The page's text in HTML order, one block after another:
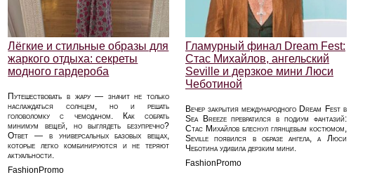
Лёгкие и стильные образы для
жаркого отдыха: секреты
модного гардероба
Путешествовать в жару — значит не только
наслаждаться солнцем, но и решать
головоломку с чемоданом. Как собрать
минимум вещей, но выглядеть безупречно?
Ответ — в универсальных базовых вещах,
которые легко комбинируются и не теряют
актуальности.
FashionPromo
Гламурный финал Dream Fest:
Стас Михайлов, ангельский
Seville и дерзкое мини Люси
Чеботиной
Вечер закрытия международного Dream Fest в
Sea Breeze превратился в подиум фантазий:
Стас Михайлов блеснул глянцевым костюмом,
Seville появился в образе ангела, а Люси
Чеботина удивила дерзким мини.
FashionPromo